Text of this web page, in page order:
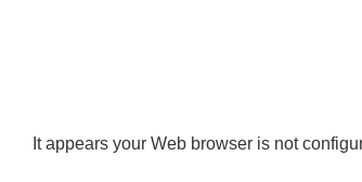
It appears your Web browser is not